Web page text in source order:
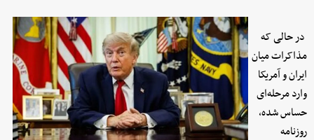
در حالی که
مذاکرات میان
ایران و آمریکا
وارد مرحله‌ای
حساس شده،
روزنامه